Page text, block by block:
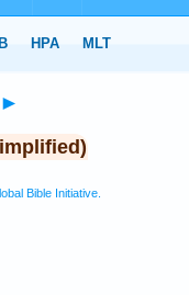
►
Bible Initiative.